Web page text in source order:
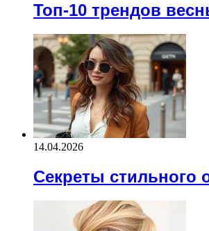
Топ-10 трендов
14.04.2026
Секреты стильного